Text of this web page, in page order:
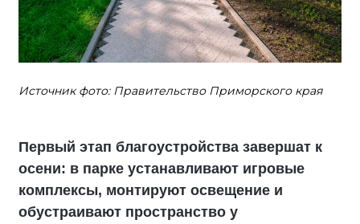
Источник фото: Правительство Приморского края
Первый этап благоустройства завершат к
осени: в парке устанавливают игровые
комплексы, монтируют освещение и
обустраивают пространство у